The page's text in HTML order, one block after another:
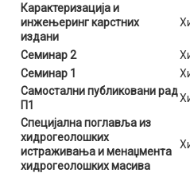
Карактеризација и
инжењеринг карстних
издани
Семинар 2
Семинар 1
Самостални публиковани рад
П1
Специјална поглавља из
хидрогеолошких
истраживања и менаџмента
хидрогеолошких масива